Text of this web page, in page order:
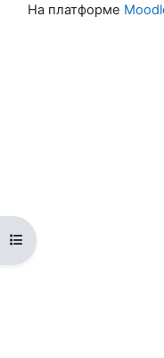
Открыть оглавление
На платформе